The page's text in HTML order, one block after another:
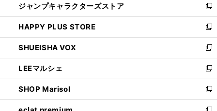
く
ィ
ン
ド
ウ
で
開
く
い
ウ
ィ
ン
ド
ウ
で
開
く
ジャンプキャラクターズストア
新
し
い
ウ
ィ
ン
ド
ウ
で
開
HAPPY PLUS STORE
新
し
い
ウ
ィ
ン
ド
ウ
SHUEISHA VOX
新
し
い
ウ
ィ
ン
LEEマルシェ
新
し
い
ウ
SHOP Marisol
新
し